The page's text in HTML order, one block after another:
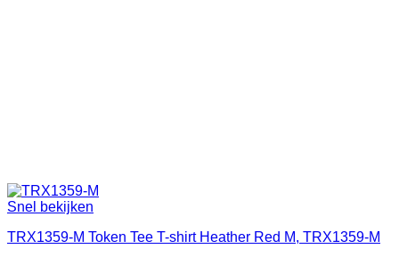
Snel bekijken
TRX1359-M Token Tee T-shirt Heather Red M, TRX1359-M